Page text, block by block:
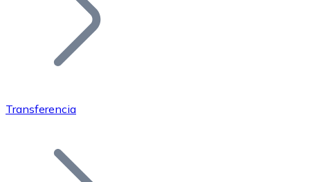
Bitcoin
Transferencia